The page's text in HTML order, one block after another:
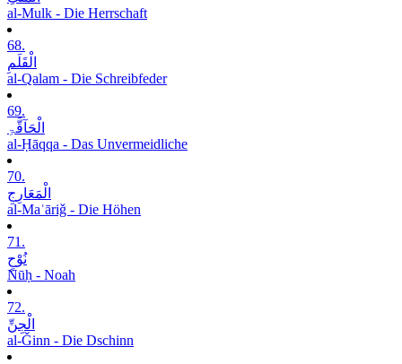
al-Mulk - Die Herrschaft
68.
الْقَلَمِ
al-Qalam - Die Schreibfeder
69.
الْحَآقَّۃِ
al-Ḥāqqa - Das Unvermeidliche
70.
الْمَعَارِجِ
al-Maʿāriǧ - Die Höhen
71.
نُوْحٍ
Nūḥ - Noah
72.
الْجِنِّ
al-Ǧinn - Die Dschinn